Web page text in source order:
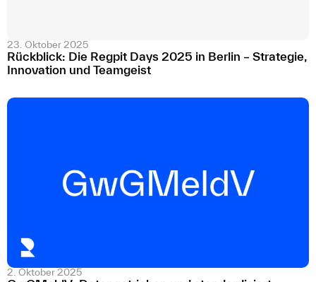
23. Oktober 2025
Rückblick: Die Regpit Days 2025 in Berlin – Strategie,
Innovation und Teamgeist
2. Oktober 2025